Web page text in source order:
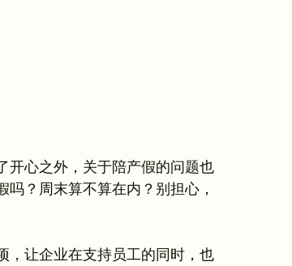
开心之外，关于陪产假的问题也
？周末算不算在内？别担心，
，让企业在支持员工的同时，也